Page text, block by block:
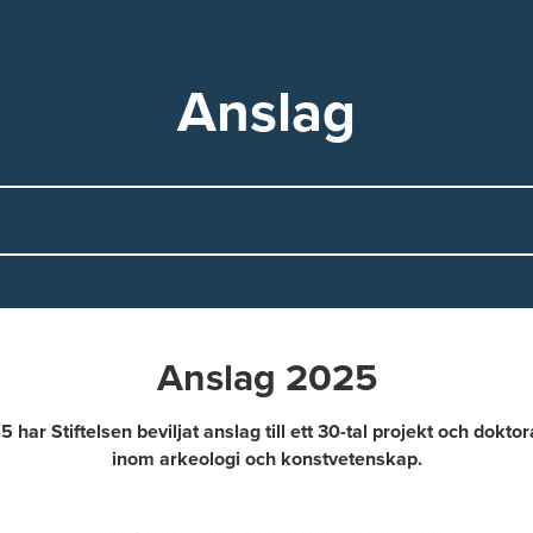
Anslag
Anslag 2025
har Stiftelsen beviljat anslag till ett 30-tal projekt och
inom arkeologi och konstvetenskap.